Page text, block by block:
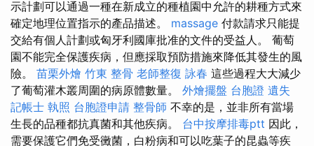
示計劃可以通過一種在新成立的種植園中允許的耕種方式來
確定地理位置指示的產品描述。 massage 付款請求只能提
交給有個人計劃或匈牙利國庫批准的文件的受益人。 葡萄
園不能完全保護疾病，但應採取預防措施來降低其發生的風
險。 苗栗外燴 竹東 整骨 老師整復 詠春 這些過程大大減少
了葡萄灌木叢周圍的病原體數量。 外燴擺盤 台胞證 遺失
記帳士 執照 台胞證申請 整骨師 不幸的是，並非所有當場
生長的品種都抗真菌和其他疾病。 台中按摩排毒ptt 因此，
需要保護它們免受黴菌，白粉病和可以吃葉子的昆蟲等疾